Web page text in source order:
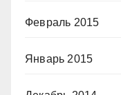
Февраль 2015
Январь 2015